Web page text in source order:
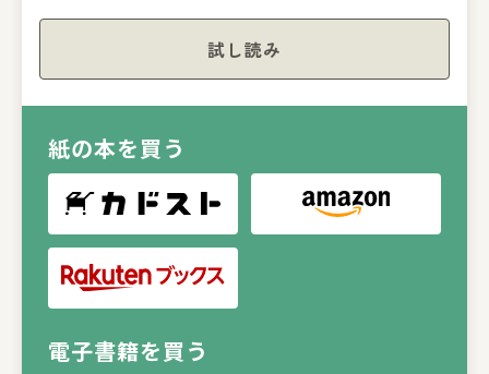
試し読み
紙の本を買う
電子書籍を買う